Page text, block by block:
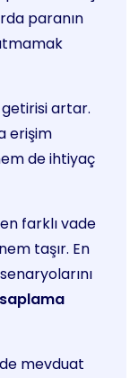
paranın
artar.
erişim
de ihtiyaç
farklı vade
taşır. En
mevduat